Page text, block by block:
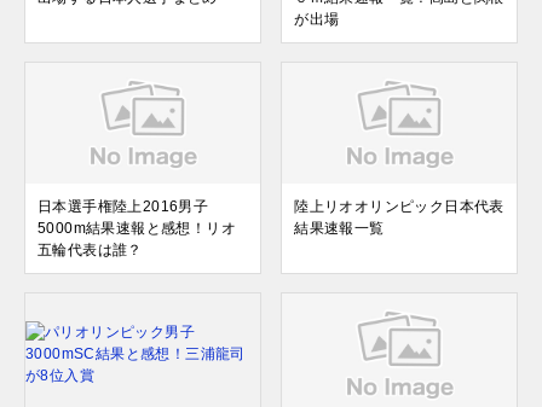
が出場
日本選手権陸上2016男子
5000m結果速報と感想！リオ
五輪代表は誰？
陸上リオオリンピック日本代表
結果速報一覧